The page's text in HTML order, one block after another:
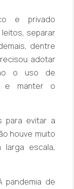
e privado
separar
dentre
adotar
o uso de
e manter o
para evitar a
houve muito
larga escala,
pandemia de